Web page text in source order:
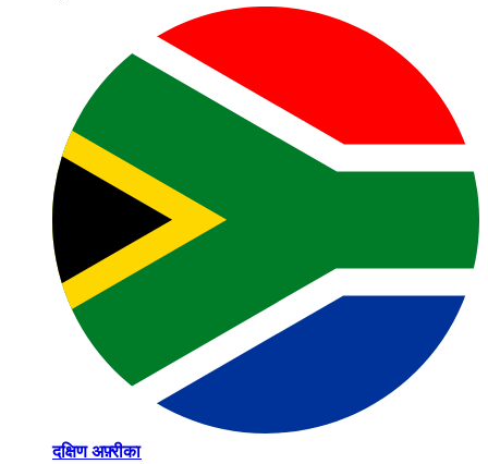
दक्षिण अफ़्रीका​​